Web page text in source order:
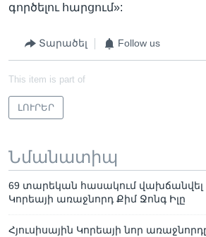
գործելու հարցում»:
Տարածել Follow us
This item is part of
ԼՈՒՐԵՐ
Նմանատիպ
69 տարեկան հասակում վախճանվել է
Կորեայի առաջնորդ Քիմ Ջոնգ Իլը
Հյուսիսային Կորեայի նոր